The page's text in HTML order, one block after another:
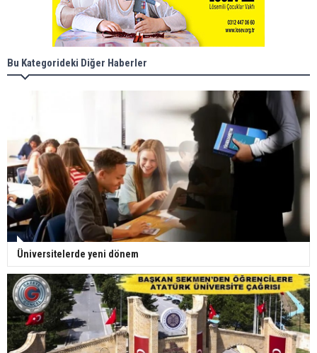
Bu Kategorideki Diğer Haberler
Üniversitelerde yeni dönem